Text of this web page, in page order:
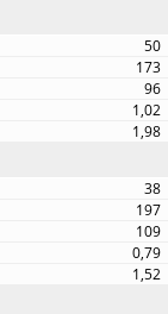
50
173
96
1,02
1,98
38
197
109
0,79
1,52